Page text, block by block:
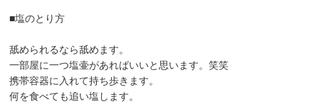
■塩のとり方
舐められるなら舐めます。
一部屋に一つ塩壷があればいいと思います。笑笑
携帯容器に入れて持ち歩きます。
何を食べても追い塩します。